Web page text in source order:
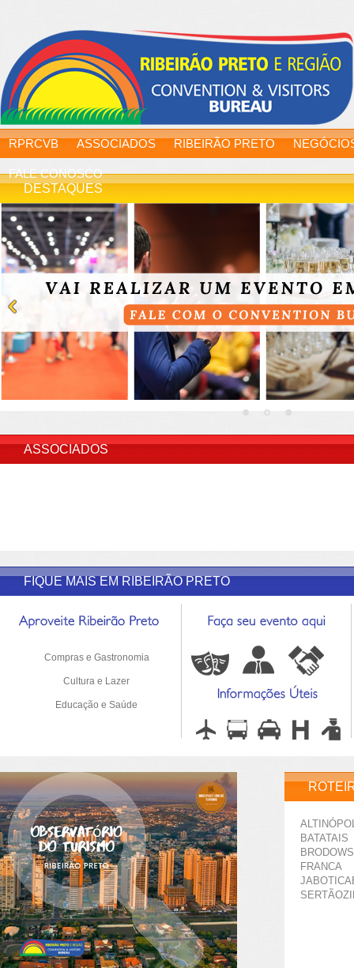
RPRCVB ASSOCIADOS RIBEIRÃO PRETO
FALE CONOSCO
DESTAQUES
ASSOCIADOS
FIQUE MAIS EM RIBEIRÃO PRETO
Compras e Gastronomia
Cultura e Lazer
Educação e Saúde
BATATAIS
FRANCA